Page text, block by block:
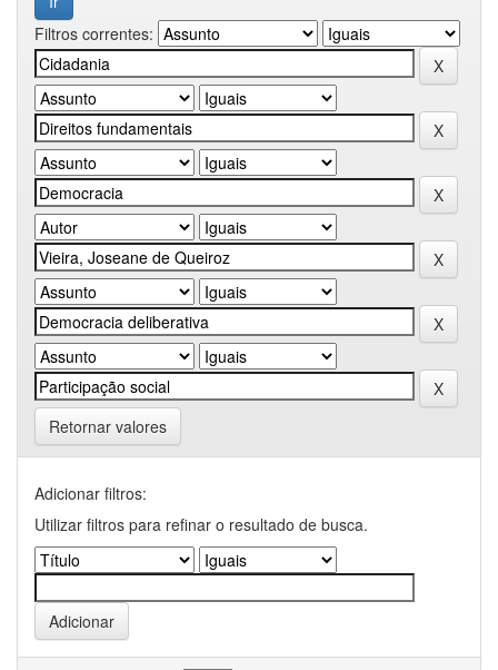
Filtros correntes:
Retornar valores
Adicionar filtros:
Utilizar filtros para refinar o resultado de busca.